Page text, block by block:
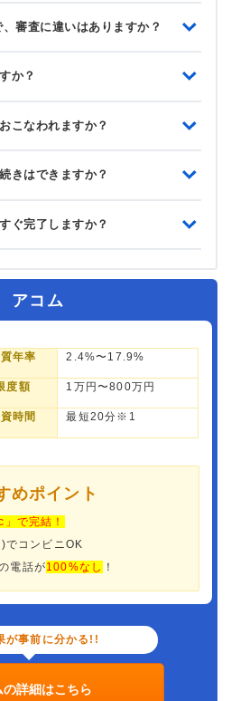
審査に違いはありますか？
か？
こなわれますか？
きはできますか？
ぐ完了しますか？
アコム
年率 2.4%〜17.9%
度額 1万円〜800万円
時間 最短20分※1
めポイント
」で完結！
コンビニOK
電話が100%なし ！
が事前に分かる!!
の詳細はこちら